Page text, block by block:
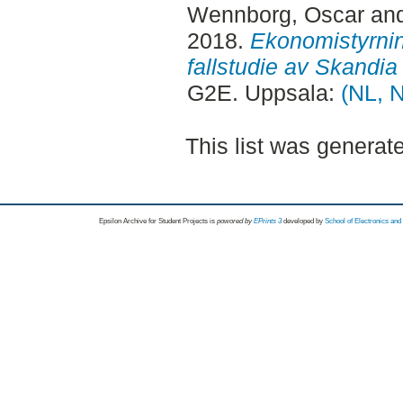
Wennborg, Oscar
2018.
fallstudie av
G2E. Uppsala: (NL,
This list was
Epsilon Archive for Student Projects is powored byEPrints 3 developed by School of Electronics